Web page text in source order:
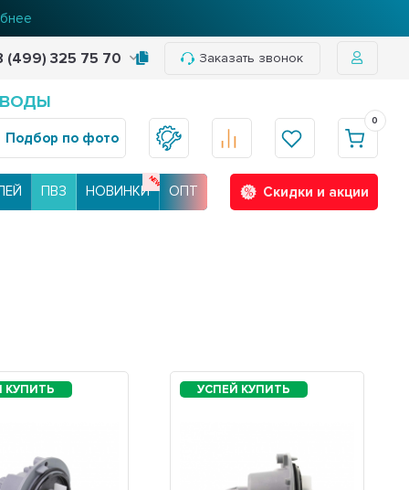
(499) 325 75 70 Заказать звонок
Подбор по фото
0
ПВЗ НОВИНКИ ОПТ
Скидки и акции